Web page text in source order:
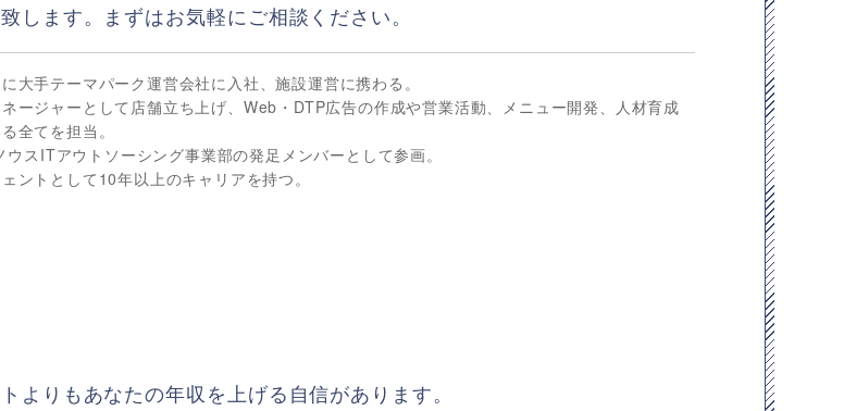
します。まずはお気軽にご相談ください。
大手テーマパーク運営会社に入社、施設運営に携わる。
ージャーとして店舗立ち上げ、Web・DTP広告の作成や営業活動、メニュー開発、人材育成
全てを担当。
スITアウトソーシング事業部の発足メンバーとして参画。
ントとして10年以上のキャリアを持つ。
よりもあなたの年収を上げる自信があります。